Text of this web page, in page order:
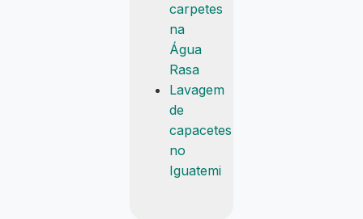
carpetes
na
Água
Rasa
Lavagem
de
capacetes
no
Iguatemi